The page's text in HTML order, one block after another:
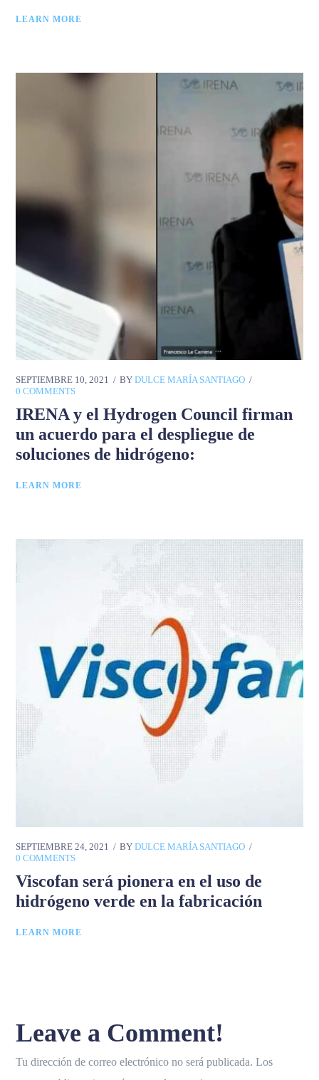
LEARN MORE
SEPTIEMBRE 10, 2021 BYDULCE MARÍA SANTIAGO
0 COMMENTS
IRENA y el Hydrogen Council firman
un acuerdo para el despliegue de
soluciones de hidrógeno:
LEARN MORE
SEPTIEMBRE 24, 2021 BYDULCE MARÍA SANTIAGO
0 COMMENTS
Viscofan será pionera en el uso de
hidrógeno verde en la fabricación
LEARN MORE
Leave a Comment!
Tu dirección de correo electrónico no será publicada. Los